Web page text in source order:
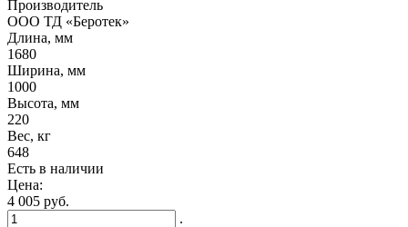
Производитель
ООО ТД «Беротек»
Длина, мм
1680
Ширина, мм
1000
Высота, мм
220
Вес, кг
648
Есть в наличии
Цена:
4 005 руб.
.